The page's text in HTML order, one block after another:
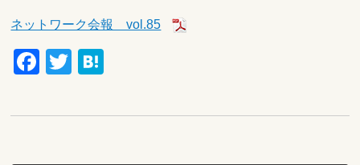
ネットワーク会報 vol.85
Facebook
Twitter